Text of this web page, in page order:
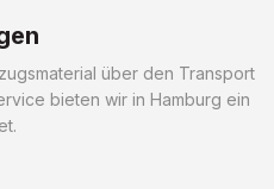
über den Transport
bieten wir in Hamburg ein